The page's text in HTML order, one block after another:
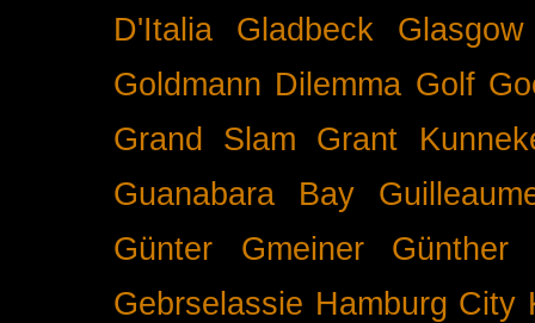
D'Italia
Gladbeck
Glasgow
Goldmann Dilemma Golf
Grand Slam
Grant
Guanabara Bay
Günter Gmeiner
Günther
Gebrselassie Hamburg City